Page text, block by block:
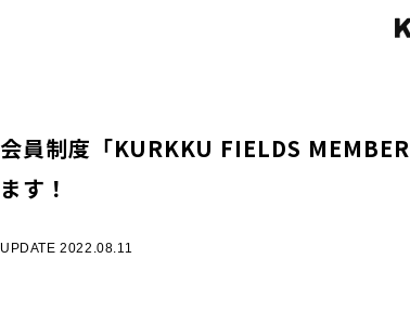
会員制度「KURKKU FIELDS
ます！
UPDATE 2022.08.11